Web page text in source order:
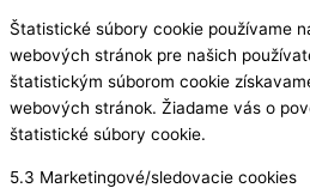
Štatistické súbory cookie používame
webových stránok pre našich
štatistickým súborom cookie
webových stránok. Žiadame vás o
štatistické súbory cookie.
5.3 Marketingové/sledovacie cookies